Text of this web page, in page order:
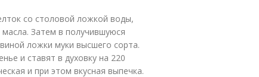
со столовой ложкой воды,
Затем в получившуюся
ложки муки высшего сорта.
и ставят в духовку на 220
и при этом вкусная выпечка.